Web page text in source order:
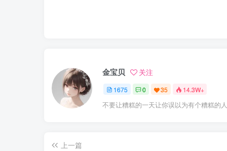
金宝贝 关注
1675 0 35 14.3W+
不要让糟糕的一天让你误以为有个糟糕的
上一篇